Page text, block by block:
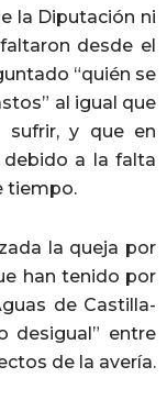
la Diputación ni
desde el
“quién se
al igual que
sufrir, y que en
debido a la falta
tiempo.
la queja por
han tenido por
de Castilla-
desigual” entre
de la avería.